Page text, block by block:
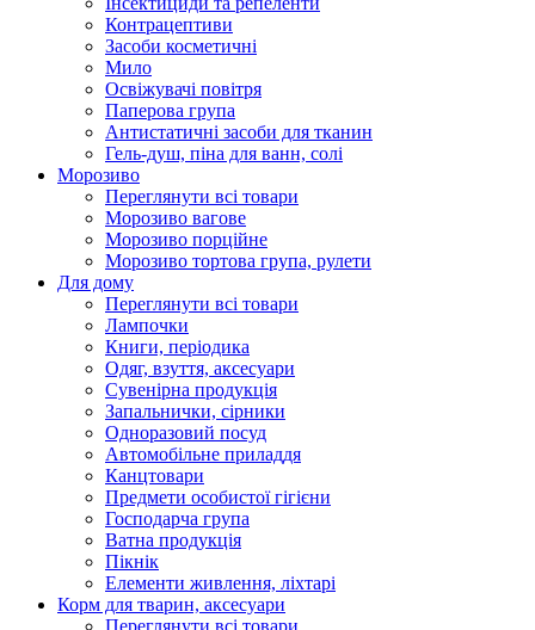
Контрацептиви
Засоби косметичні
Мило
Освіжувачі повітря
Паперова група
Антистатичні засоби для тканин
Гель-душ, піна для ванн, солі
Морозиво
Переглянути всі товари
Морозиво вагове
Морозиво порційне
Морозиво тортова група, рулети
Для дому
Переглянути всі товари
Лампочки
Книги, періодика
Одяг, взуття, аксесуари
Сувенірна продукція
Запальнички, сірники
Одноразовий посуд
Автомобільне приладдя
Канцтовари
Предмети особистої гігієни
Господарча група
Ватна продукція
Пікнік
Елементи живлення, ліхтарі
Корм для тварин, аксесуари
Переглянути всі товари